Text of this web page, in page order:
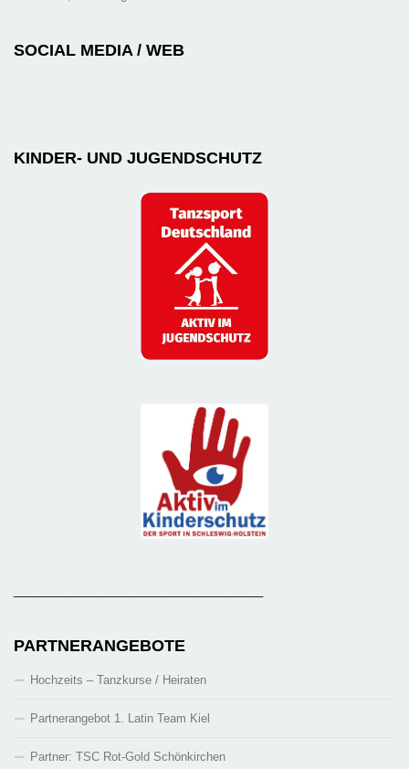
SOCIAL MEDIA / WEB
KINDER- UND JUGENDSCHUTZ
PARTNERANGEBOTE
Hochzeits – Tanzkurse / Heiraten
Partnerangebot 1. Latin Team Kiel
Partner: TSC Rot-Gold Schönkirchen